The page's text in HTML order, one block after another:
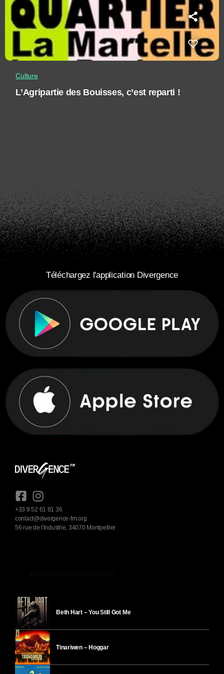
Culture
L’Agripartie des Bouisses, c’est reparti !
Téléchargez l'application Divergence
+33 9 52 61 81 36
contact@divergence-fm.org
56 rue de l'industrie, 34070 Montpellier
Beth Hart – You Still Got Me
Tinariwen – Hoggar